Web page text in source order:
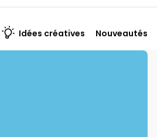
Idées créatives Nouveautés